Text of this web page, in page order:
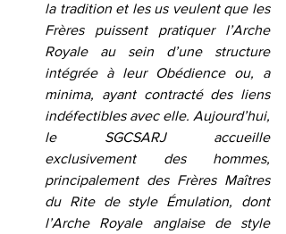
la tradition et les us veulent que les
Frères puissent pratiquer l’Arche
Royale au sein d’une structure
intégrée à leur Obédience ou, a
minima, ayant contracté des liens
indéfectibles avec elle. Aujourd’hui,
le SGCSARJ accueille
exclusivement des hommes,
principalement des Frères Maîtres
du Rite de style Émulation, dont
l’Arche Royale anglaise de style